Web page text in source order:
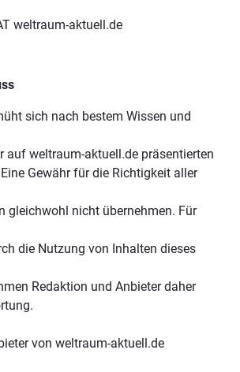
weltraum-aktuell.de
sich nach bestem Wissen und
auf weltraum-aktuell.de präsentierten
Gewähr für die Richtigkeit aller
gleichwohl nicht übernehmen. Für
die Nutzung von Inhalten dieses
Redaktion und Anbieter daher
von weltraum-aktuell.de